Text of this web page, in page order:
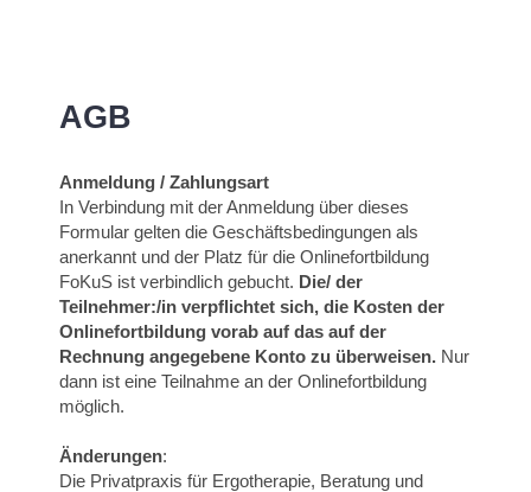
AGB
Anmeldung / Zahlungsart
In Verbindung mit der Anmeldung über dieses
Formular gelten die Geschäftsbedingungen als
anerkannt und der Platz für die Onlinefortbildung
FoKuS ist verbindlich gebucht. Die/ der
Teilnehmer:/in verpflichtet sich, die Kosten der
Onlinefortbildung vorab auf das auf der
Rechnung angegebene Konto zu überweisen. Nur
dann ist eine Teilnahme an der Onlinefortbildung
möglich.
Änderungen:
Die Privatpraxis für Ergotherapie, Beratung und